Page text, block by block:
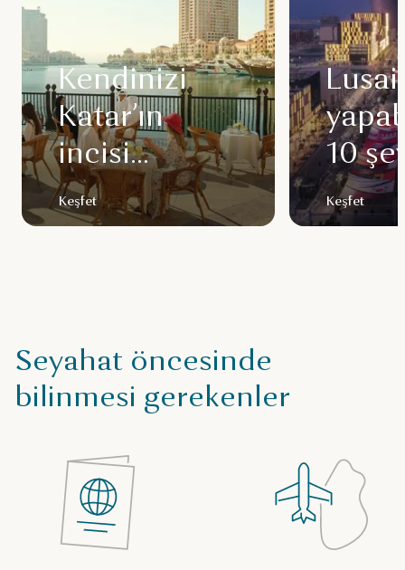
Kendinizi
Katar’ın
incisi
Pearl’ün
büyüsüne
Keşfet
10
Keşfet
Seyahat öncesinde
bilinmesi gerekenler